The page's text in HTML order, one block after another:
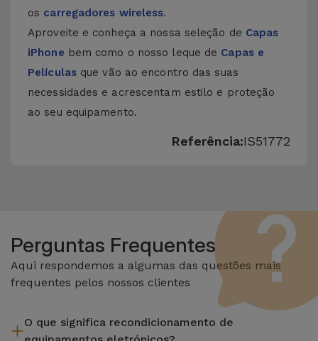
os carregadores wireless.
Aproveite e conheça a nossa seleção de Capas
iPhone bem como o nosso leque de Capas e
Películasque vão ao encontro das suas
necessidades e acrescentam estilo e proteção
ao seu equipamento.
Referência:IS51772
Perguntas Frequentes
Aqui respondemos a algumas das questões mais
frequentes pelos nossos clientes
O que significa recondicionamento de